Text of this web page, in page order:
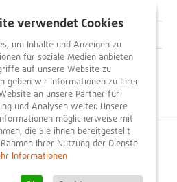
und empfehlen.
verwendet Cookies
um Inhalte und Anzeigen zu
für soziale Medien anbieten
auf unsere Website zu
geben wir Informationen zu Ihrer
an unsere Partner für
und Analysen weiter. Unsere
möglicherweise mit
die Sie ihnen bereitgestellt
Ihrer Nutzung der Dienste
Informationen